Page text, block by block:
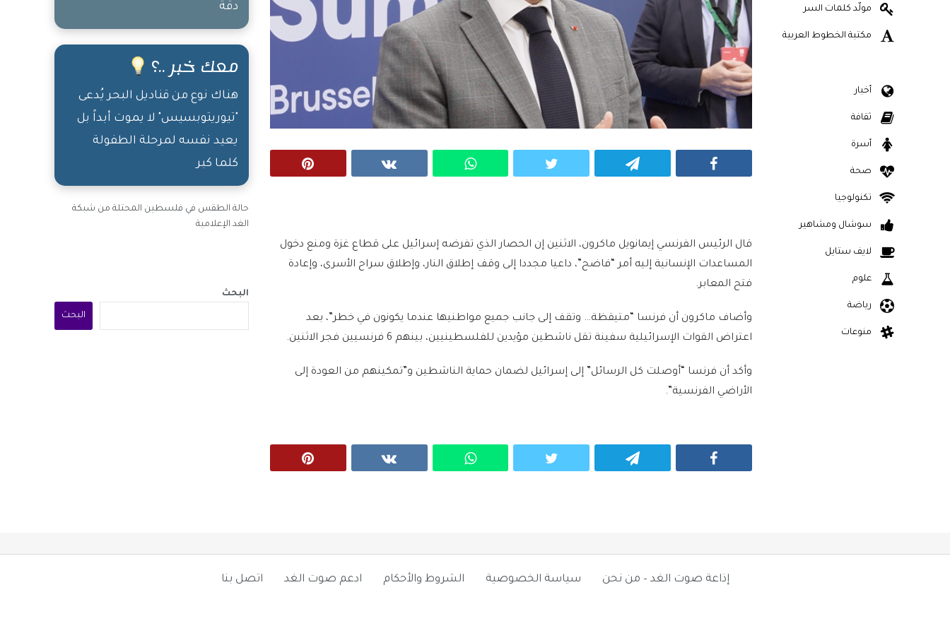
قال الرئيس الفرنسي إيمانويل ماكرون، الاثنين إن الحصار الذي تفرضه إسرائيل على قطاع غزة ومنع دخول
المساعدات الإنسانية إليه أمر “فاضح”، داعيا مجددا إلى وقف إطلاق النار، وإطلاق سراح الأسرى، وإعادة
فتح المعابر.
وأضاف ماكرون أن فرنسا “متيقظة… وتقف إلى جانب جميع مواطنيها عندما يكونون في خطر”، بعد
اعتراض القوات الإسرائيلية سفينة تقل ناشطين مؤيدين للفلسطينيين، بينهم 6 فرنسيين فجر الاثنين.
وأكد أن فرنسا “أوصلت كل الرسائل” إلى إسرائيل لضمان حماية الناشطين و”تمكينهم من العودة إلى
الأراضي الفرنسية”.
دقة
معك خبر ..؟
هناك نوع من قناديل البحر يُدعى
"تيوريتوبسيس" لا يموت أبداً بل
يعيد نفسه لمرحلة الطفولة
كلما كبر
حالة الطقس في فلسطين المحتلة من شبكة
الغد الإعلامية
البحث
البحث
مولّد كلمات السر
مكتبة الخطوط العربية
أخبار
ثقافة
أسرة
صحة
تكنولوجيا
سوشال ومشاهير
لايف ستايل
علوم
رياضة
منوعات
إذاعة صوت الغد – من نحن سياسة الخصوصية الشروط والأحكام ادعم صوت الغد اتصل بنا